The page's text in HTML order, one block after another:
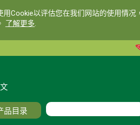
用Cookie以评估您在我们网站的使用情
了解更多.
品目录